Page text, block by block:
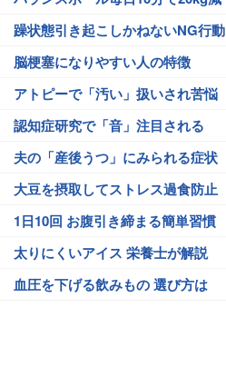
躁状態引き起こしかねないNG行動
脳梗塞になりやすい人の特徴
アトピーで「汚い」扱いされ苦悩
認知症研究で「音」注目される
夫の「産後うつ」にみられる症状
大豆を摂取してストレス過食防止
1日10回 お腹引き締まる簡単習慣
太りにくいアイス 栄養士が解説
血圧を下げる飲みもの 選び方は